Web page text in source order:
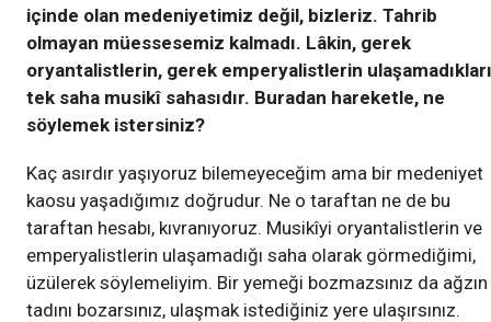
içinde olan medeniyetimiz değil, bizleriz. Tahrib
olmayan müessesemiz kalmadı. Lâkin, gerek
oryantalistlerin, gerek emperyalistlerin ulaşamadıkları
tek saha musikî sahasıdır. Buradan hareketle, ne
söylemek istersiniz?
Kaç asırdır yaşıyoruz bilemeyeceğim ama bir medeniyet
kaosu yaşadığımız doğrudur. Ne o taraftan ne de bu
taraftan hesabı, kıvranıyoruz. Musikîyi oryantalistlerin ve
emperyalistlerin ulaşamadığı saha olarak görmediğimi,
üzülerek söylemeliyim. Bir yemeği bozmazsınız da ağzın
tadını bozarsınız, ulaşmak istediğiniz yere ulaşırsınız.